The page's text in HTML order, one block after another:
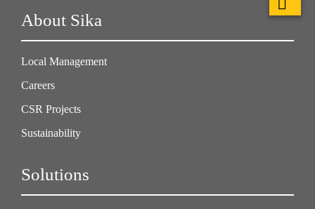
About Sika
Local Management
Careers
CSR Projects
Sustainability
Solutions